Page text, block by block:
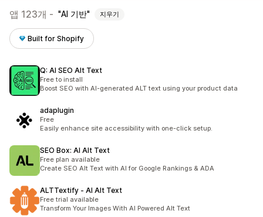
앱 123개 - AI 기반 지우기
Built for Shopify
Q: AI SEO Alt Text
Free to install
Boost SEO with AI-generated ALT text using your product data
adaplugin
Free
Easily enhance site accessibility with one-click setup.
SEO Box: AI Alt Text
Free plan available
Create SEO Alt Text with AI for Google Rankings & ADA
ALTTextify ‑ AI Alt Text
Free trial available
Transform Your Images With AI Powered Alt Text